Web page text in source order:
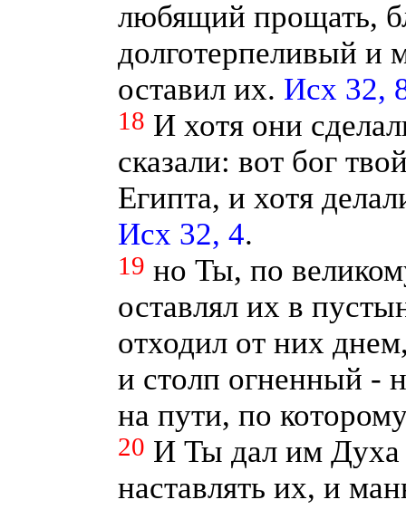
любящий прощать,
долготерпеливый и
оставил их. Исх 32,
18 И хотя они
сказали: вот бог
Египта, и хотя
Исх 32, 4.
19 но Ты, по
оставлял их в
отходил от них
и столп огненный -
на пути, по
20 И Ты дал им Духа
наставлять их, и